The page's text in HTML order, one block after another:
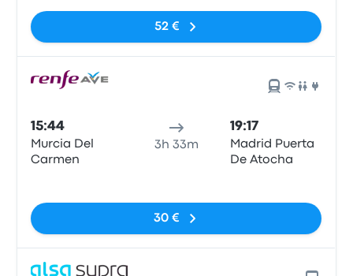
52 €
15:44
Murcia Del
Carmen
3h 33m
19:17
Madrid Puerta
De Atocha
30 €